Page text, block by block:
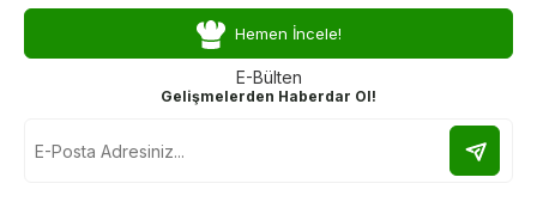
Hemen İncele!
E-Bülten
Gelişmelerden Haberdar Ol!